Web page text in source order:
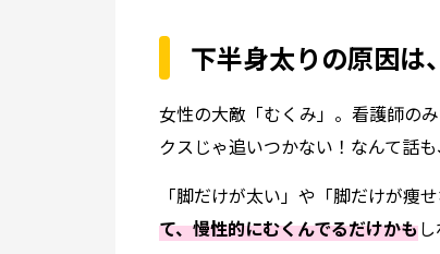
下半身太りの原因は
女性の大敵「むくみ」。看護師の
クスじゃ追いつかない！なんて話も
「脚だけが太い」や「脚だけが痩
て、慢性的にむくんでるだけかも